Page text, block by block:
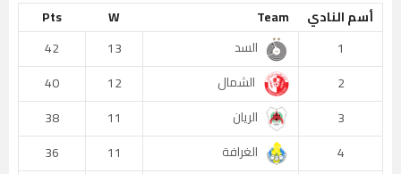
أسم النادي Team
W
Pts
1
السد 13
42
2
الشمال 12
40
3
الريان 11
38
4
الغرافة 11
36